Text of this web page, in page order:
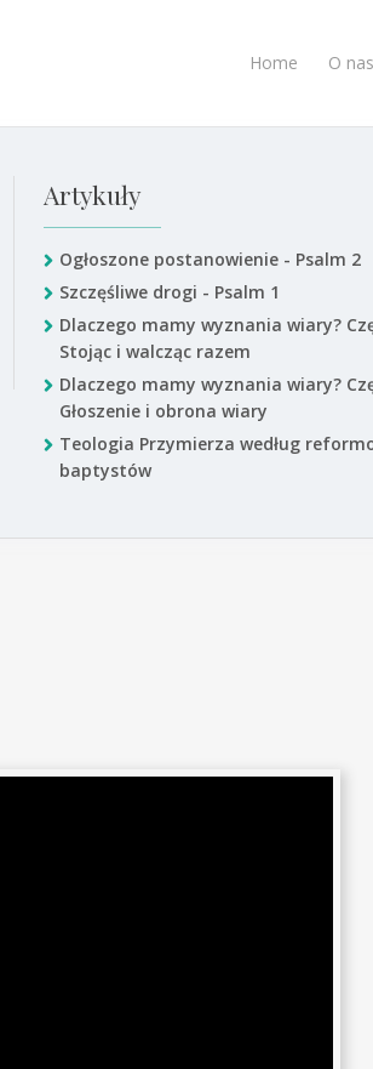
Home O nas
Artykuły
Ogłoszone postanowienie - Psalm 2
Szczęśliwe drogi - Psalm 1
Dlaczego mamy wyznania wiary?
Stojąc i walcząc razem
Dlaczego mamy wyznania wiary?
Głoszenie i obrona wiary
Teologia Przymierza według
baptystów